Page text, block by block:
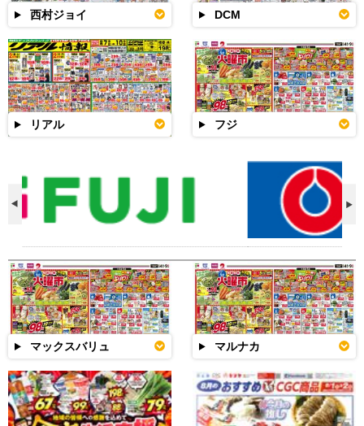
西村ジョイ DCM
リアル フジ
マックスバリュ マルナカ